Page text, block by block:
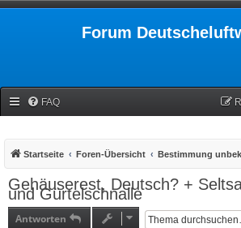
Forum
FAQ
Startseite Foren-Übersicht Bestimmung
Gehäuserest, Deutsch? +
und Gürtelschnalle
Antworten